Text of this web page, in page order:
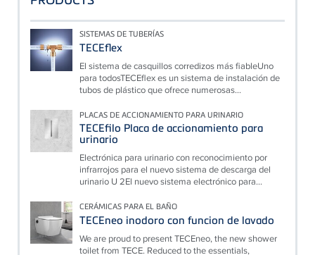
SISTEMAS DE TUBERÍAS
TECEflex
El sistema de casquillos corredizos más fiableUno
para todosTECEflex es un sistema de instalación de
tubos de plástico que ofrece numerosas...
PLACAS DE ACCIONAMIENTO PARA URINARIO
TECEfilo Placa de accionamiento para
urinario
Electrónica para urinario con reconocimiento por
infrarrojos para el nuevo sistema de descarga del
urinario U 2El nuevo sistema electrónico para...
CERÁMICAS PARA EL BAÑO
TECEneo inodoro con funcion de lavado
We are proud to present TECEneo, the new shower
toilet from TECE. Reduced to the essentials,